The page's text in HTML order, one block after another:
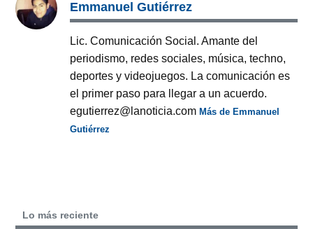
Emmanuel Gutiérrez
Lic. Comunicación Social. Amante del
periodismo, redes sociales, música, techno,
deportes y videojuegos. La comunicación es
el primer paso para llegar a un acuerdo.
egutierrez@lanoticia.comMás de Emmanuel
Gutiérrez
Lo más reciente